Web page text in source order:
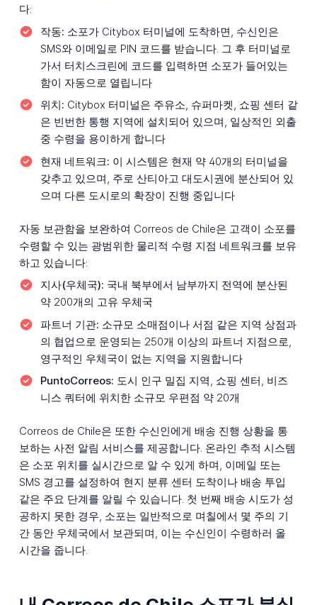
다:
작동: 소포가 Citybox 터미널에 도착하면, 수신인은
SMS와 이메일로 PIN 코드를 받습니다. 그 후 터미널로
가서 터치스크린에 코드를 입력하면 소포가 들어있는
함이 자동으로 열립니다
위치: Citybox 터미널은 주유소, 슈퍼마켓, 쇼핑 센터 같
은 빈번한 통행 지역에 설치되어 있으며, 일상적인 외출
중 수령을 용이하게 합니다
현재 네트워크: 이 시스템은 현재 약 40개의 터미널을
갖추고 있으며, 주로 산티아고 대도시권에 분산되어 있
으며 다른 도시로의 확장이 진행 중입니다
자동 보관함을 보완하여 Correos de Chile은 고객이 소포를
수령할 수 있는 광범위한 물리적 수령 지점 네트워크를 보유
하고 있습니다:
지사(우체국): 국내 북부에서 남부까지 전역에 분산된
약 200개의 고유 우체국
파트너 기관: 소규모 소매점이나 서점 같은 지역 상점과
의 협업으로 운영되는 250개 이상의 파트너 지점으로,
영구적인 우체국이 없는 지역을 지원합니다
PuntoCorreos: 도시 인구 밀집 지역, 쇼핑 센터, 비즈
니스 쿼터에 위치한 소규모 우편점 약 20개
Correos de Chile은 또한 수신인에게 배송 진행 상황을 통
보하는 사전 알림 서비스를 제공합니다. 온라인 추적 시스템
은 소포 위치를 실시간으로 알 수 있게 하며, 이메일 또는
SMS 경고를 설정하여 현지 분류 센터 도착이나 배송 투입
같은 주요 단계를 알릴 수 있습니다. 첫 번째 배송 시도가 성
공하지 못한 경우, 소포는 일반적으로 며칠에서 몇 주의 기
간 동안 우체국에서 보관되며, 이는 수신인이 수령하러 올
시간을 줍니다.